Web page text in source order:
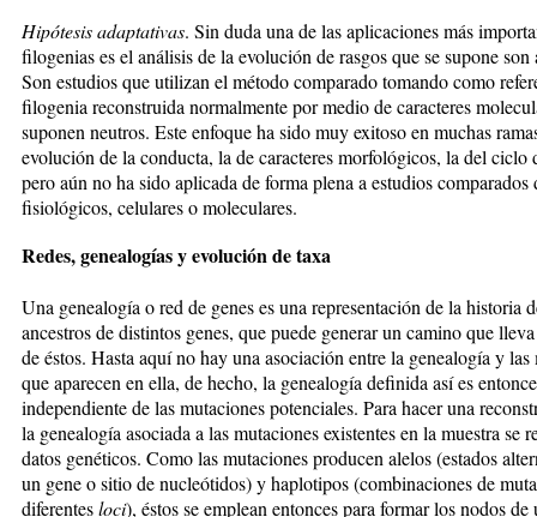
Hipótesis adaptativas. Sin duda una de las aplicaciones más
filogenias es el análisis de la evo­lu­ción de rasgos que se supone son
Son estudios que utilizan el método comparado tomando como
filogenia reconstruida normalmente por medio de caracteres
suponen neutros. Este en­fo­que ha sido muy exitoso en muchas
evo­lu­ción de la conducta, la de caracteres morfológicos, la del ciclo
pero aún no ha sido aplicada de forma plena a estudios comparados
fisiológicos, celu­la­res o moleculares.
Redes, genealogías y evolución de taxa
Una genealogía o red de genes es una representación de la historia
ancestros de distintos genes, que puede ge­ne­rar un camino que
de éstos. Hasta aquí no hay una asociación entre la genealogía y las
que aparecen en ella, de hecho, la genealogía definida así es
independiente de las mutaciones potenciales. Para hacer una
la genealogía asociada a las mutaciones existentes en la muestra se
datos genéticos. Como las mutaciones producen alelos (estados
un gene o si­tio de nucleótidos) y haplotipos (combinaciones de
diferentesloci), éstos se em­plean entonces para formar los nodos de